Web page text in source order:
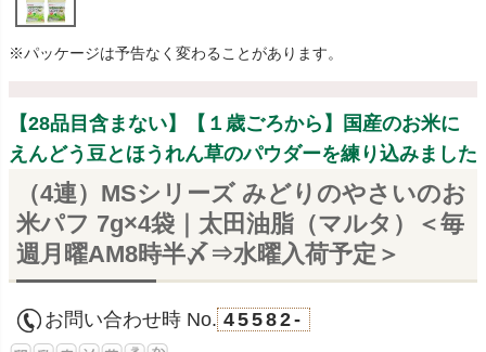
※パッケージは予告なく変わることがあります。
【28品目含まない】【１歳ごろから】国産のお米に
えんどう豆とほうれん草のパウダーを練り込みました
（4連）MSシリーズ みどりのやさいのお
米パフ 7g×4袋｜太田油脂（マルタ）＜毎
週月曜AM8時半〆⇒水曜入荷予定＞
お問い合わせ時 No. 45582-